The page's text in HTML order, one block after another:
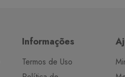
Informações
Termos de Uso